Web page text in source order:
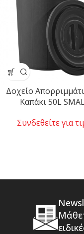
Δοχείο
Καπάκι 50L
Συνδεθείτε για